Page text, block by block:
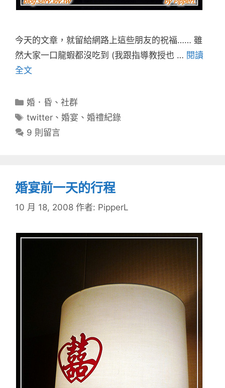
今天的文章，就留給網路上這些朋友的祝福…… 雖
然大家一口龍蝦都沒吃到 (我跟指導教授也 … 閱讀
全文
分
類
婚．昏 、社群
標
籤
twitter 、婚宴 、婚禮紀錄
9 則留言
婚宴前一天的行程
10 月 18, 2008 作者: PipperL